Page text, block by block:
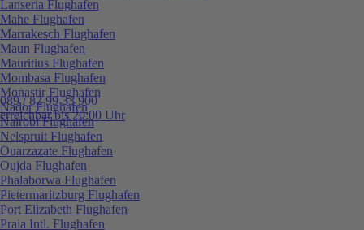
089 / 82 99 33 900
erreichbar bis 20:00 Uhr
Lanseria Flughafen
Mahe Flughafen
Marrakesch Flughafen
Maun Flughafen
Mauritius Flughafen
Mombasa Flughafen
Monastir Flughafen
Nador Flughafen
Nairobi Flughafen
Nelspruit Flughafen
Ouarzazate Flughafen
Oujda Flughafen
Phalaborwa Flughafen
Pietermaritzburg Flughafen
Port Elizabeth Flughafen
Praia Intl. Flughafen